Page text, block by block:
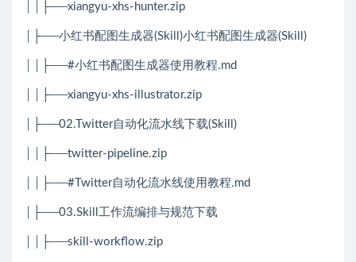
││├──xiangyu-xhs-hunter.zip
│├──小红书配图生成器(Skill)小红书配图生成器(Skill)
││├──#小红书配图生成器使用教程.md
││├──xiangyu-xhs-illustrator.zip
│├──02.Twitter自动化流水线下载(Skill)
││├──twitter-pipeline.zip
││├──#Twitter自动化流水线使用教程.md
│├──03.Skill工作流编排与规范下载
││├──skill-workflow.zip